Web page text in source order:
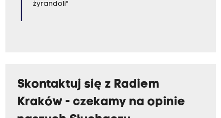
żyrandoli"
Skontaktuj się z Radiem
Kraków - czekamy na opinie